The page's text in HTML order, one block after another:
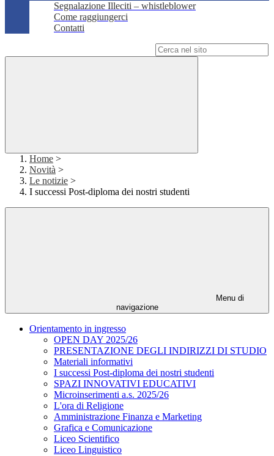
Segnalazione Illeciti – whistleblower
Come raggiungerci
Contatti
Home >
Novità >
Le notizie >
I successi Post-diploma dei nostri studenti
Menu di
navigazione
Orientamento in ingresso
OPEN DAY 2025/26
PRESENTAZIONE DEGLI INDIRIZZI DI STUDIO
Materiali informativi
I successi Post-diploma dei nostri studenti
SPAZI INNOVATIVI EDUCATIVI
Microinserimenti a.s. 2025/26
L'ora di Religione
Amministrazione Finanza e Marketing
Grafica e Comunicazione
Liceo Scientifico
Liceo Linguistico